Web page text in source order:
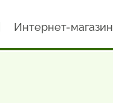
Интернет-магазин